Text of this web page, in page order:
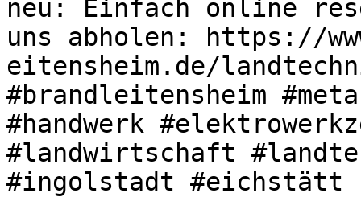
neu: Einfach online
uns abholen: https://
eitensheim.de/
#brandleitensheim
#handwerk
#landwirtschaft
#ingolstadt #eichstätt